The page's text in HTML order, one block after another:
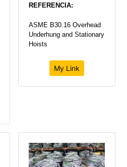
REFERENCIA:
ASME B30.16 Overhead
Underhung and Stationary
Hoists
My Link